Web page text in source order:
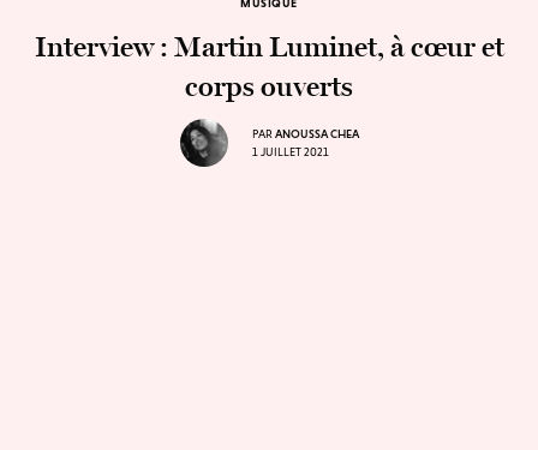
MUSIQUE
Interview : Martin Luminet, à cœur et
corps ouverts
PAR ANOUSSA CHEA
1 JUILLET 2021